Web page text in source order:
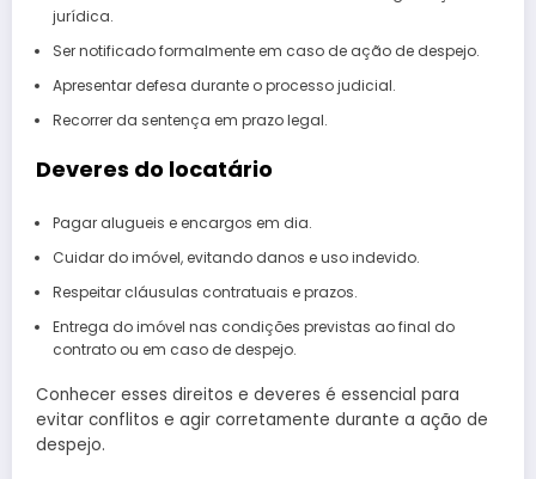
jurídica.
Ser notificado formalmente em caso de ação de despejo.
Apresentar defesa durante o processo judicial.
Recorrer da sentença em prazo legal.
Deveres do locatário
Pagar alugueis e encargos em dia.
Cuidar do imóvel, evitando danos e uso indevido.
Respeitar cláusulas contratuais e prazos.
Entrega do imóvel nas condições previstas ao final do
contrato ou em caso de despejo.
Conhecer esses direitos e deveres é essencial para
evitar conflitos e agir corretamente durante a ação de
despejo.